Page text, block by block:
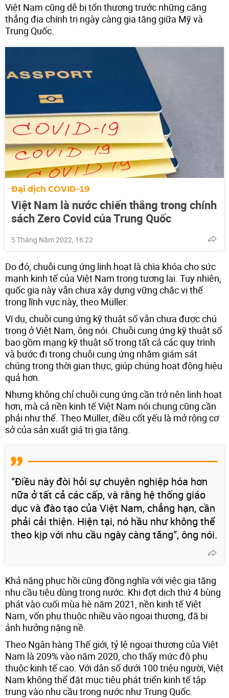
Việt Nam cũng dễ bị tổn thương trước những căng
thẳng địa chính trị ngày càng gia tăng giữa Mỹ và
Trung Quốc.
Đại dịch COVID-19
Việt Nam là nước chiến thắng trong chính
sách Zero Covid của Trung Quốc
5 Tháng Năm 2022, 16:22
Do đó, chuỗi cung ứng linh hoạt là chìa khóa cho sức
mạnh kinh tế của Việt Nam trong tương lai. Tuy nhiên,
quốc gia này vẫn chưa xây dựng vững chắc vị thế
trong lĩnh vực này, theo Müller.
Ví dụ, chuỗi cung ứng kỹ thuật số vẫn chưa được chú
trọng ở Việt Nam, ông nói. Chuỗi cung ứng kỹ thuật số
bao gồm mạng kỹ thuật số trong tất cả các quy trình
và bước đi trong chuỗi cung ứng nhằm giám sát
chúng trong thời gian thực, giúp chúng hoạt động hiệu
quả hơn.
Nhưng không chỉ chuỗi cung ứng cần trở nên linh hoạt
hơn, mà cả nền kinh tế Việt Nam nói chung cũng cần
phải như thế. Theo Müller, điều cốt yếu là mở rộng cơ
sở của sản xuất giá trị gia tăng.
“Điều này đòi hỏi sự chuyên nghiệp hóa hơn
nữa ở tất cả các cấp, và rằng hệ thống giáo
dục và đào tạo của Việt Nam, chẳng hạn, cần
phải cải thiện. Hiện tại, nó hầu như không thể
theo kịp với nhu cầu ngày càng tăng”, ông nói.
Khả năng phục hồi cũng đồng nghĩa với việc gia tăng
nhu cầu tiêu dùng trong nước. Khi đợt dịch thứ 4 bùng
phát vào cuối mùa hè năm 2021, nền kinh tế Việt
Nam, vốn phụ thuộc nhiều vào ngoại thương, đã bị
ảnh hưởng nặng nề.
Theo Ngân hàng Thế giới, tỷ lệ ngoại thương của Việt
Nam là 209% vào năm 2020, cho thấy mức độ phụ
thuộc kinh tế cao. Với dân số dưới 100 triệu người, Việt
Nam không thể đặt mục tiêu phát triển kinh tế tập
trung vào nhu cầu trong nước như Trung Quốc.